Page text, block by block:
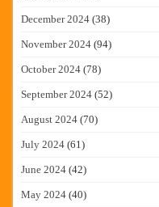
December 2024 (38)
November 2024 (94)
October 2024 (78)
September 2024 (52)
August 2024 (70)
July 2024 (61)
June 2024 (42)
May 2024 (40)